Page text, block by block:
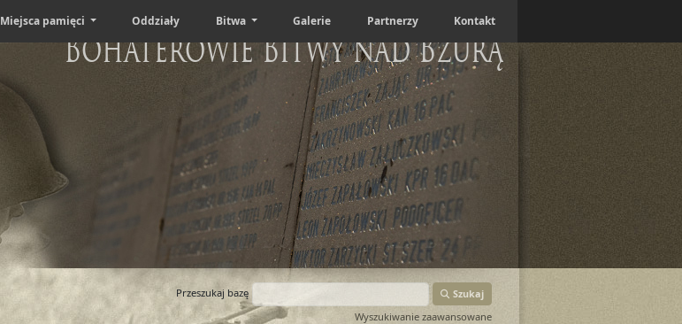
Miejsca pamięci Oddziały Bitwa Galerie Partnerzy Kontakt
Bohaterowie Bitwy nad Bzurą
Przeszukaj bazę
Szukaj
Wyszukiwanie zaawansowane